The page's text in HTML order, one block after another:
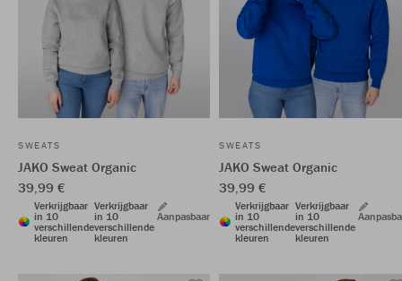
SWEATS
JAKO Sweat Organic
39,99 €
Verkrijgbaar
in 10
verschillende
kleuren
Verkrijgbaar
in 10
verschillende
kleuren
Aanpasbaar
SWEATS
JAKO Sweat Organic
39,99 €
Verkrijgbaar
in 10
verschillende
kleuren
Verkrijgbaar
in 10
verschillende
kleuren